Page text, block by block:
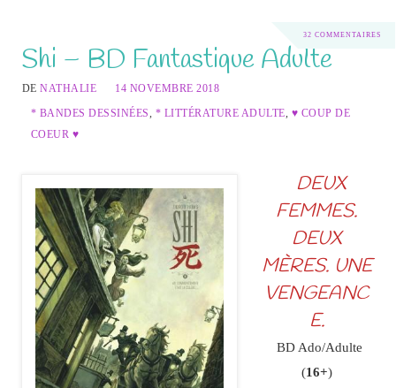
32 COMMENTAIRES
Shi – BD Fantastique Adulte
DENATHALIE
14 NOVEMBRE 2018
* BANDES DESSINÉES, * LITTÉRATURE ADULTE, ♥ COUP DE
COEUR ♥
DEUX
FEMMES.
DEUX
MÈRES. UNE
VENGEANC
E.
BD Ado/Adulte
(16+)